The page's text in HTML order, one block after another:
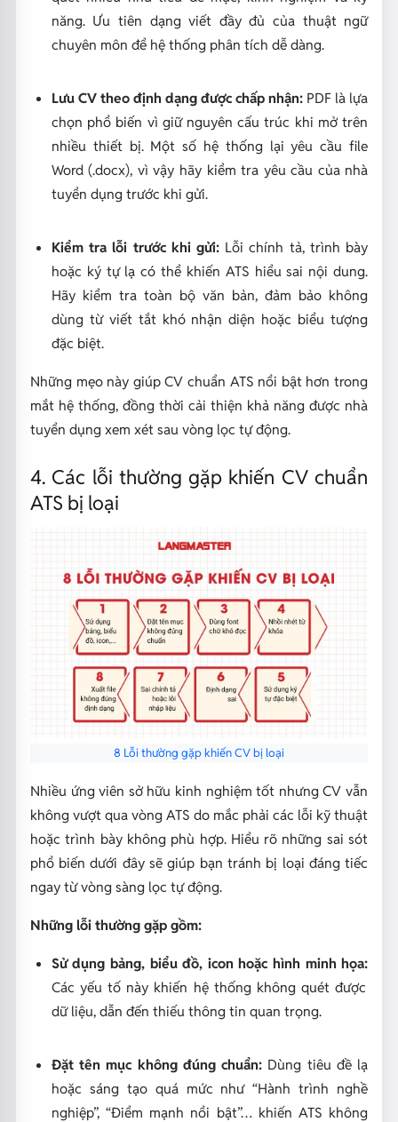
năng. Ưu tiên dạng viết đầy đủ của thuật ngữ
chuyên môn để hệ thống phân tích dễ dàng.
Lưu CV theo định dạng được chấp nhận: PDF là lựa
chọn phổ biến vì giữ nguyên cấu trúc khi mở trên
nhiều thiết bị. Một số hệ thống lại yêu cầu file
Word (.docx), vì vậy hãy kiểm tra yêu cầu của nhà
tuyển dụng trước khi gửi.
Kiểm tra lỗi trước khi gửi: Lỗi chính tả, trình bày
hoặc ký tự lạ có thể khiến ATS hiểu sai nội dung.
Hãy kiểm tra toàn bộ văn bản, đảm bảo không
dùng từ viết tắt khó nhận diện hoặc biểu tượng
đặc biệt.
Những mẹo này giúp CV chuẩn ATS nổi bật hơn trong
mắt hệ thống, đồng thời cải thiện khả năng được nhà
tuyển dụng xem xét sau vòng lọc tự động.
4. Các lỗi thường gặp khiến CV chuẩn
ATS bị loại
8 Lỗi thường gặp khiến CV bị loại
Nhiều ứng viên sở hữu kinh nghiệm tốt nhưng CV vẫn
không vượt qua vòng ATS do mắc phải các lỗi kỹ thuật
hoặc trình bày không phù hợp. Hiểu rõ những sai sót
phổ biến dưới đây sẽ giúp bạn tránh bị loại đáng tiếc
ngay từ vòng sàng lọc tự động.
Những lỗi thường gặp gồm:
Sử dụng bảng, biểu đồ, icon hoặc hình minh họa:
Các yếu tố này khiến hệ thống không quét được
dữ liệu, dẫn đến thiếu thông tin quan trọng.
Đặt tên mục không đúng chuẩn: Dùng tiêu đề lạ
hoặc sáng tạo quá mức như “Hành trình nghề
nghiệp”, “Điểm mạnh nổi bật”… khiến ATS không